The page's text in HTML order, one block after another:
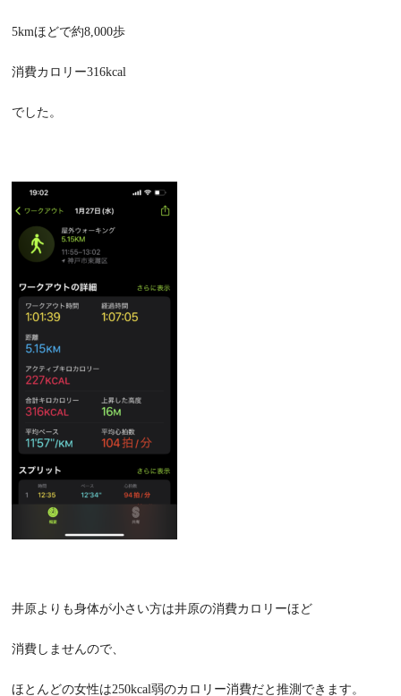
5kmほどで約8,000歩
消費カロリー316kcal
でした。
井原よりも身体が小さい方は井原の消費カロリーほど
消費しませんので、
ほとんどの女性は250kcal弱のカロリー消費だと推測できます。